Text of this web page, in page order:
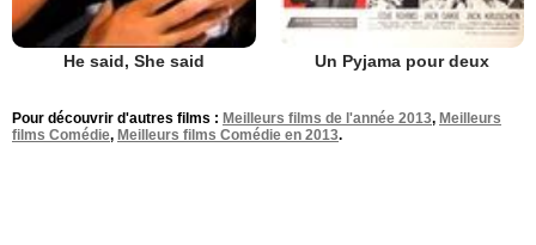
He said, She said Un Pyjama pour deux
Pour découvrir d'autres films : Meilleurs films de l'année 2013, Meilleurs
films Comédie, Meilleurs films Comédie en 2013.